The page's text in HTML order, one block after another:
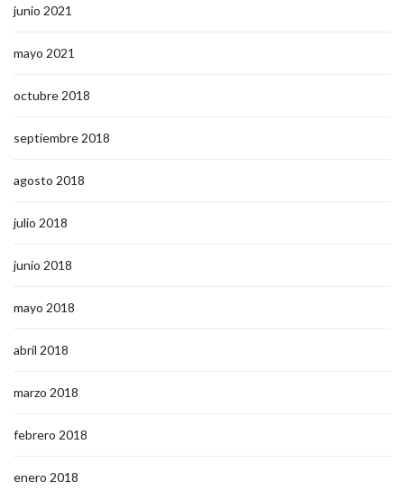
junio 2021
mayo 2021
octubre 2018
septiembre 2018
agosto 2018
julio 2018
junio 2018
mayo 2018
abril 2018
marzo 2018
febrero 2018
enero 2018